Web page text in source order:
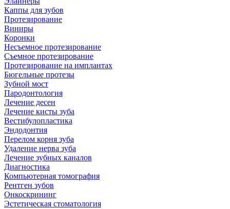
Каппы для зубов
Протезирование
Виниры
Коронки
Несъемное протезирование
Съемное протезирование
Протезирование на имплантах
Бюгельные протезы
Зубной мост
Пародонтология
Лечение десен
Лечение кисты зуба
Вестибулопластика
Эндодонтия
Перелом корня зуба
Удаление нерва зуба
Лечение зубных каналов
Диагностика
Компьютерная томография
Рентген зубов
Онкоскрининг
Эстетическая стоматология